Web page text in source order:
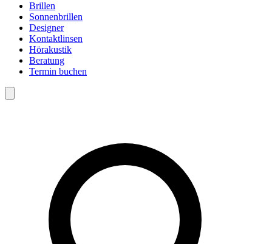
Brillen
Sonnenbrillen
Designer
Kontaktlinsen
Hörakustik
Beratung
Termin buchen